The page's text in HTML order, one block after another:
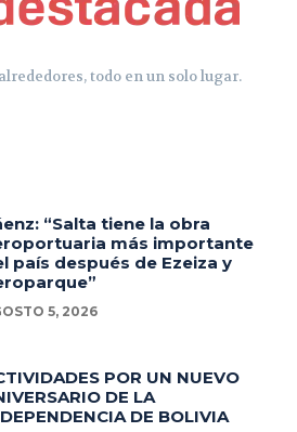
todo en un solo lugar.
“Salta tiene la obra
más importante
país después de Ezeiza y
5, 2026
POR UN NUEVO
DE LA
DE BOLIVIA